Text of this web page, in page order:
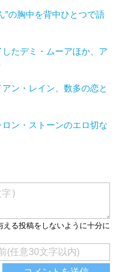
”の胸中を背中ひとつで語
たデミ・ムーアほか、ア
ン・レイン、数多の恋と
ン・ストーンのエロ切な